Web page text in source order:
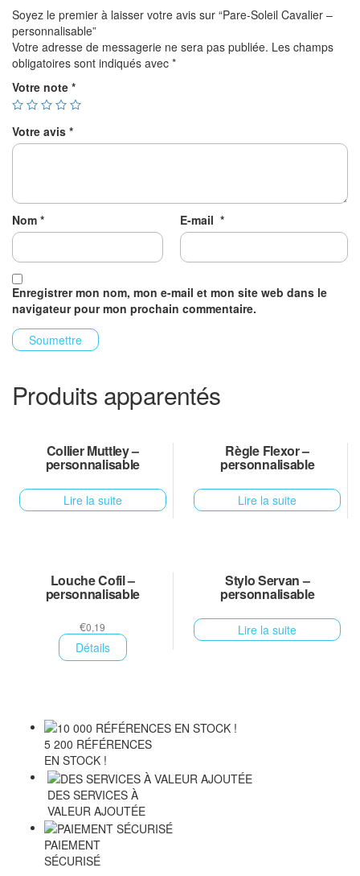
Soyez le premier à laisser votre avis sur “Pare-Soleil Cavalier –
personnalisable”
Votre adresse de messagerie ne sera pas publiée. Les champs
obligatoires sont indiqués avec *
Votre note *
Votre avis *
Nom * E-mail *
Enregistrer mon nom, mon e-mail et mon site web dans le
navigateur pour mon prochain commentaire.
Produits apparentés
Collier Muttley –
personnalisable
Lire la suite
Règle Flexor –
personnalisable
Lire la suite
Louche Cofil –
personnalisable
€0,19
Détails
Stylo Servan –
personnalisable
Lire la suite
5 200 RÉFÉRENCES
EN STOCK !
DES SERVICES À
VALEUR AJOUTÉE
PAIEMENT
SÉCURISÉ